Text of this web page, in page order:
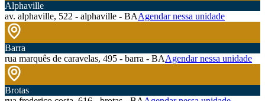
Alphaville
av. alphaville, 522 - alphaville - BAAgendar nessa unidade
Barra
rua marquês de caravelas, 495 - barra - BAAgendar nessa unidade
Brotas